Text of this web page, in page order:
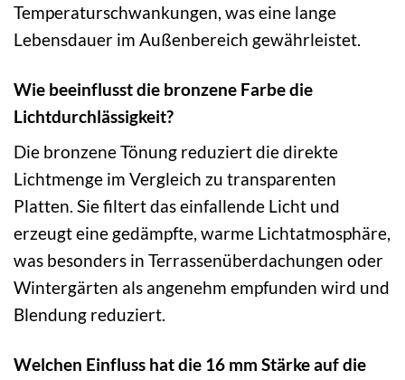
Temperaturschwankungen, was eine lange
Lebensdauer im Außenbereich gewährleistet.
Wie beeinflusst die bronzene Farbe die
Lichtdurchlässigkeit?
Die bronzene Tönung reduziert die direkte
Lichtmenge im Vergleich zu transparenten
Platten. Sie filtert das einfallende Licht und
erzeugt eine gedämpfte, warme Lichtatmosphäre,
was besonders in Terrassenüberdachungen oder
Wintergärten als angenehm empfunden wird und
Blendung reduziert.
Welchen Einfluss hat die 16 mm Stärke auf die